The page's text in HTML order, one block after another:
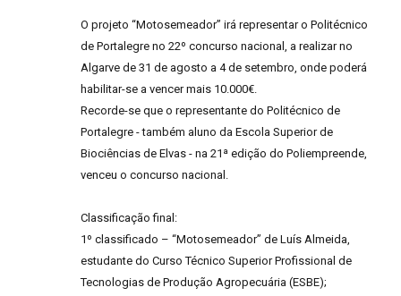
O projeto “Motosemeador” irá representar o Politécnico
de Portalegre no 22º concurso nacional, a realizar no
Algarve de 31 de agosto a 4 de setembro, onde poderá
habilitar-se a vencer mais 10.000€.
Recorde-se que o representante do Politécnico de
Portalegre - também aluno da Escola Superior de
Biociências de Elvas - na 21ª edição do Poliempreende,
venceu o concurso nacional.
Classificação final:
1º classificado – “Motosemeador” de Luís Almeida,
estudante do Curso Técnico Superior Profissional de
Tecnologias de Produção Agropecuária (ESBE);